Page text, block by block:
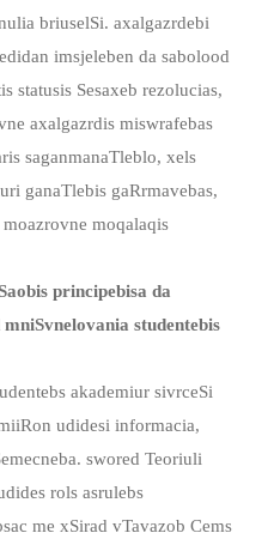
briuselSi. axalgazrdebi
imsjeleben da sabolood
statusis Sesaxeb rezolucias,
axalgazrdis miswrafebas
saganmanaTleblo, xels
ganaTlebis gaRrmavebas,
moqalaqis
principebisa da
mniSvnelovania studentebis
akademiur sivrceSi
udidesi informacia,
swored Teoriuli
rols asrulebs
me xSirad vTavazob Cems